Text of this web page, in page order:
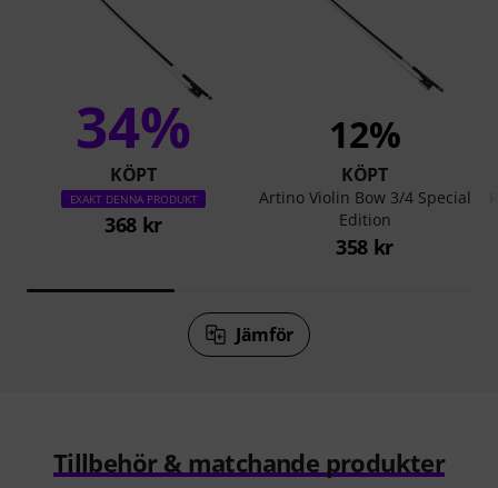
34%
KÖPT
EXAKT DENNA PRODUKT
368 kr
12%
KÖPT
Artino Violin Bow 3/4 Special
Edition
358 kr
Jämför
Tillbehör & matchande produkter